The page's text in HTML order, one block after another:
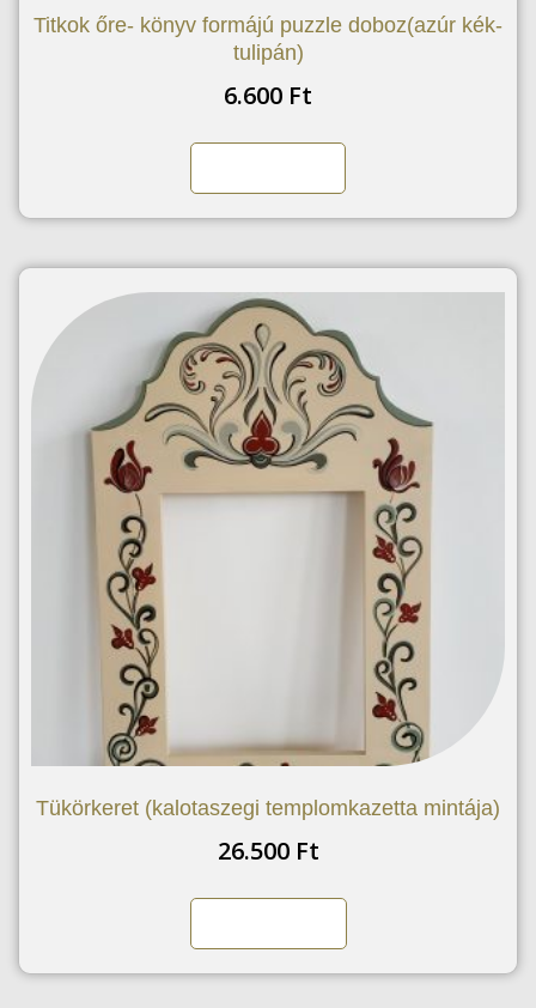
Titkok őre- könyv formájú puzzle doboz(azúr kék-
tulipán)
6.600 Ft
Tükörkeret (kalotaszegi templomkazetta mintája)
26.500 Ft